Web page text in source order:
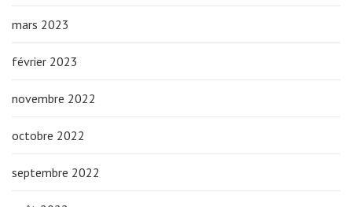
mars 2023
février 2023
novembre 2022
octobre 2022
septembre 2022